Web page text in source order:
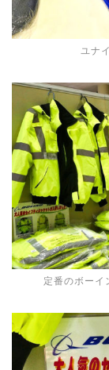
ユナ
定番のボーイ